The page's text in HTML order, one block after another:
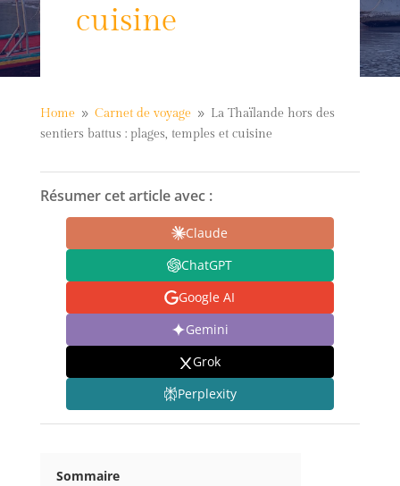
cuisine
Home 9 Carnet de voyage 9 La Thaïlande hors des
sentiers battus : plages, temples et cuisine
Résumer cet article avec :
Claude
ChatGPT
Google AI
Gemini
Grok
Perplexity
Sommaire